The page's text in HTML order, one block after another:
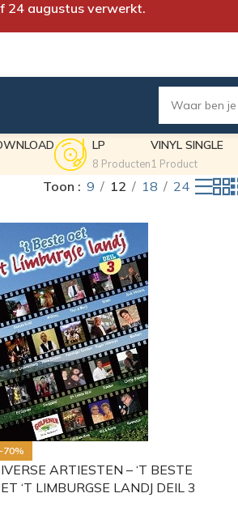
24 augustus verwerkt.
LP
8 Producten
VINYL SINGLE
1 Product
Toon 9 12 18 24
-70%
ARTIESTEN – ‘T BESTE
‘T LIMBURGSE LANDJ DEIL 3